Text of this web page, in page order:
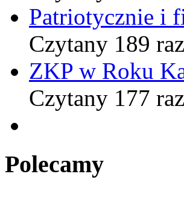
Patriotycznie i
Czytany 189
ZKP w Roku
Czytany 177
Polecamy